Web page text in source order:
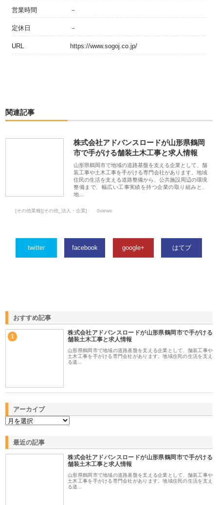
営業時間 －
定休日 －
URL https://www.sogoj.co.jp/
関連記事
株式会社アドバンスロードが山形県鶴岡
市で手がける舗装土木工事と求人情報
山形県鶴岡市で地域の道路基盤を支える企業として、舗
装工事や土木工事を手がける専門会社があります。地域
住民の生活を支える道路整備から、公共施設周辺の環境
整備まで、幅広い工事実績を持つ企業の取り組みと、
地…
[その他業種][その他_法人・企業] 0views
twitter facebook google+ はてブ
おすすめ記事
1
株式会社アドバンスロードが山形県鶴岡市で手がける
舗装土木工事と求人情報
山形県鶴岡市で地域の道路基盤を支える企業として、舗装工事や
土木工事を手がける専門会社があります。地域住民の生活を支え
る道…
アーカイブ
最近の記事
株式会社アドバンスロードが山形県鶴岡市で手がける
舗装土木工事と求人情報
山形県鶴岡市で地域の道路基盤を支える企業として、舗装工事や
土木工事を手がける専門会社があります。地域住民の生活を支え
る道…